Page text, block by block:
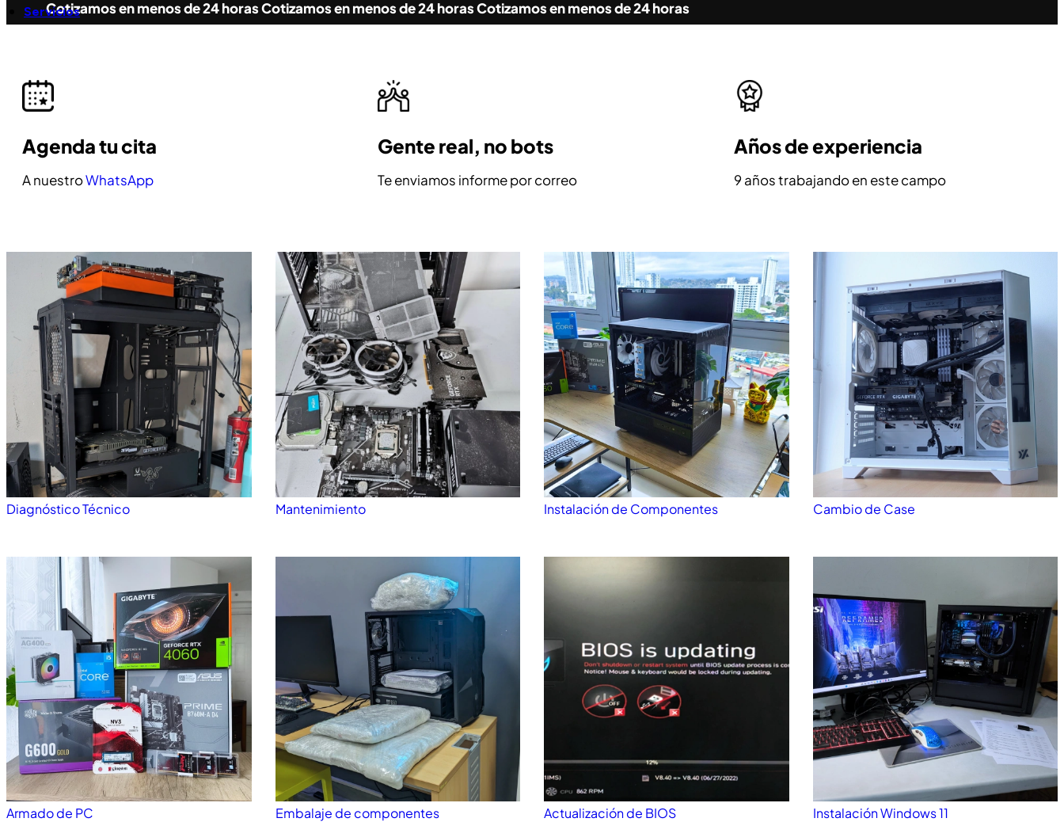
Servicios
Cotizamos en menos de 24 horasCotizamos en menos de 24 horasCotizamos en menos de 24 horas
Agenda tu cita
A nuestroWhatsApp
Gente real, no bots
Te enviamos informe por correo
Años de experiencia
9 años trabajando en este campo
Diagnóstico Técnico Mantenimiento Instalación de Componentes Cambio de Case
Armado de PC Embalaje de componentes Actualización de BIOS Instalación Windows 11